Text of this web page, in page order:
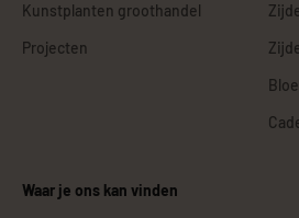
Kunstplanten groothandel
Projecten
Waar je ons kan vinden